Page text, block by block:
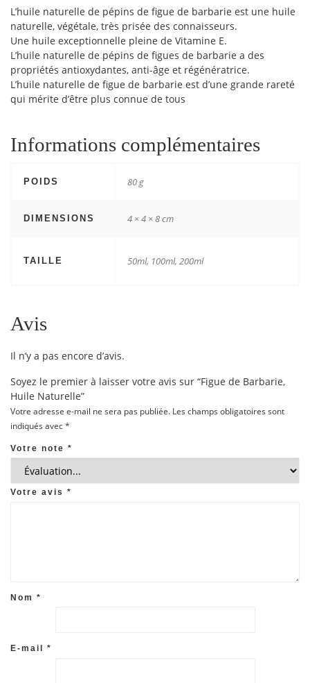
L’huile naturelle de pépins de figue de barbarie est une huile
naturelle, végétale, très prisée des connaisseurs.
Une huile exceptionnelle pleine de Vitamine E.
L’huile naturelle de pépins de figues de barbarie a des
propriétés antioxydantes, anti-âge et régénératrice.
L’huile naturelle de figue de barbarie est d’une grande rareté
qui mérite d’être plus connue de tous
Informations complémentaires
POIDS 80 g
DIMENSIONS 4 × 4 × 8 cm
TAILLE 50ml, 100ml, 200ml
Avis
Il n’y a pas encore d’avis.
Soyez le premier à laisser votre avis sur “Figue de Barbarie,
Huile Naturelle”
Votre adresse e-mail ne sera pas publiée. Les champs obligatoires sont
indiqués avec*
Votre note *
Votre avis *
Nom *
E-mail *